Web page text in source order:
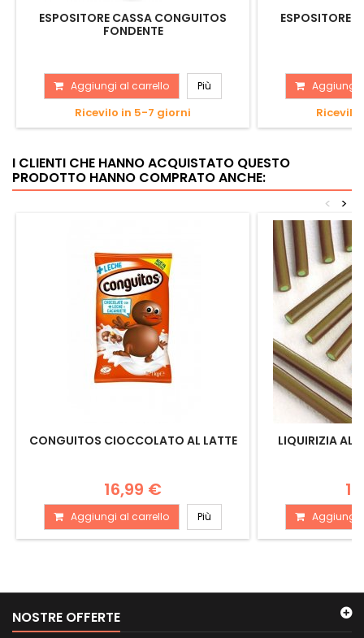
ESPOSITORE CASSA CONGUITOS
FONDENTE
Aggiungi al carrello Più
Ricevilo in 5-7 giorni
ESPOSITORE
Aggiungi
I CLIENTI CHE HANNO ACQUISTATO QUESTO
PRODOTTO HANNO COMPRATO ANCHE:
>
<
CONGUITOS CIOCCOLATO AL LATTE
16,99 €
Aggiungi al carrello Più
LIQUIRIZIA
Aggiungi
NOSTRE OFFERTE